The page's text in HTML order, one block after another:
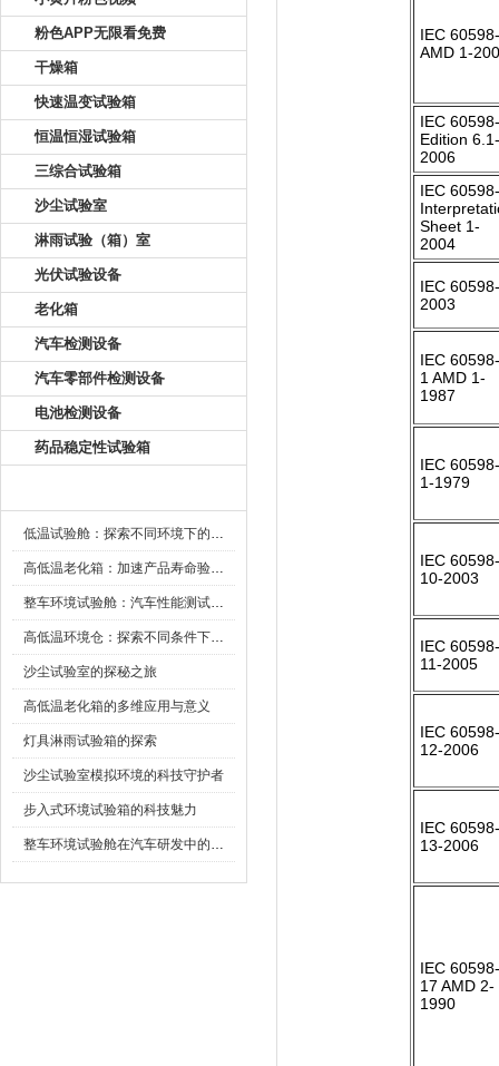
粉色APP无限看免费
干燥箱
快速温变试验箱
恒温恒湿试验箱
三综合试验箱
沙尘试验室
淋雨试验（箱）室
光伏试验设备
老化箱
汽车检测设备
汽车零部件检测设备
电池检测设备
药品稳定性试验箱
低温试验舱：探索不同环境下的科技边界
高低温老化箱：加速产品寿命验证的可靠伙伴
整车环境试验舱：汽车性能测试的设备
高低温环境仓：探索不同条件下的科学奥秘
沙尘试验室的探秘之旅
高低温老化箱的多维应用与意义
灯具淋雨试验箱的探索
沙尘试验室模拟环境的科技守护者
步入式环境试验箱的科技魅力
整车环境试验舱在汽车研发中的作用
IEC
AMD 1-
IEC
Edition 6.1-
2006
IEC
Sheet 1-
2004
IEC
2003
IEC
1 AMD 1-
1987
IEC
1-1979
IEC
10-2003
IEC
11-2005
IEC
12-2006
IEC
13-2006
IEC
17 AMD 2-
1990